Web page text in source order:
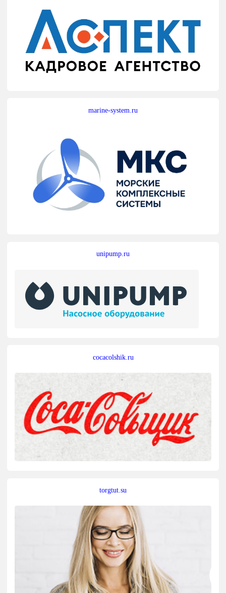
marine-system.ru
unipump.ru
cocacolshik.ru
torgtut.su